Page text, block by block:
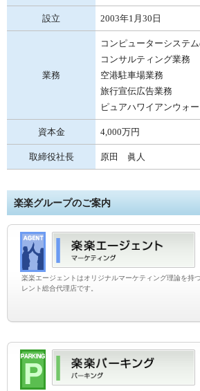
設立 2003年1月30日
業務
コンピューターシステ
コンサルティング業務
空港駐車場業務
旅行宣伝広告業務
ピュアハワイアンウォ
資本金 4,000万円
取締役社長 原田 眞人
楽楽グループのご案内
楽楽エージェントはオリジナルマーケティング理論を持
レント総合代理店です。